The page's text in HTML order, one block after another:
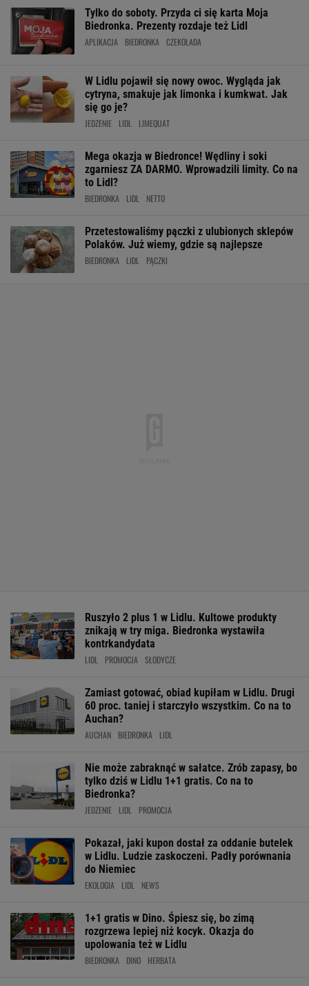
Tylko do soboty. Przyda ci się karta Moja
Biedronka. Prezenty rozdaje też Lidl
APLIKACJA BIEDRONKA CZEKOLADA
W Lidlu pojawił się nowy owoc. Wygląda jak
cytryna, smakuje jak limonka i kumkwat. Jak
się go je?
JEDZENIE LIDL LIMEQUAT
Mega okazja w Biedronce! Wędliny i soki
zgarniesz ZA DARMO. Wprowadzili limity. Co na
to Lidl?
BIEDRONKA LIDL NETTO
Przetestowaliśmy pączki z ulubionych sklepów
Polaków. Już wiemy, gdzie są najlepsze
BIEDRONKA LIDL PĄCZKI
Ruszyło 2 plus 1 w Lidlu. Kultowe produkty
znikają w try miga. Biedronka wystawiła
kontrkandydata
LIDL PROMOCJA SŁODYCZE
Zamiast gotować, obiad kupiłam w Lidlu. Drugi
60 proc. taniej i starczyło wszystkim. Co na to
Auchan?
AUCHAN BIEDRONKA LIDL
Nie może zabraknąć w sałatce. Zrób zapasy, bo
tylko dziś w Lidlu 1+1 gratis. Co na to
Biedronka?
JEDZENIE LIDL PROMOCJA
Pokazał, jaki kupon dostał za oddanie butelek
w Lidlu. Ludzie zaskoczeni. Padły porównania
do Niemiec
EKOLOGIA LIDL NEWS
1+1 gratis w Dino. Śpiesz się, bo zimą
rozgrzewa lepiej niż kocyk. Okazja do
upolowania też w Lidlu
BIEDRONKA DINO HERBATA